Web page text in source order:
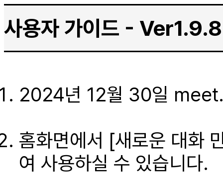
사용자 가이드 -
2024년 12월 30일
홈화면에서 [새로운 대화
여 사용하실 수 있습니다.